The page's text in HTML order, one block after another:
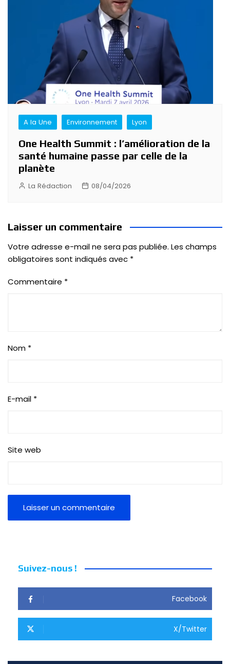
A la Une Environnement Lyon
One Health Summit : l’amélioration de la
santé humaine passe par celle de la
planète
La Rédaction 08/04/2026
Laisser un commentaire
Votre adresse e-mail ne sera pas publiée. Les champs
obligatoires sont indiqués avec *
Commentaire *
Nom *
E-mail *
Site web
Suivez-nous !
Facebook
X/Twitter